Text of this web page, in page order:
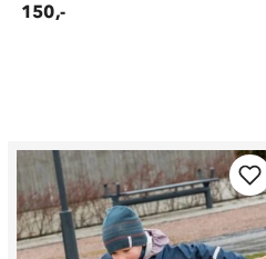
150,-